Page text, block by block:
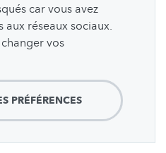
car vous avez
aux réseaux sociaux.
vos
PRÉFÉRENCES